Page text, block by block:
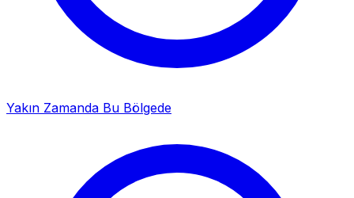
Yakın Zamanda Bu Bölgede